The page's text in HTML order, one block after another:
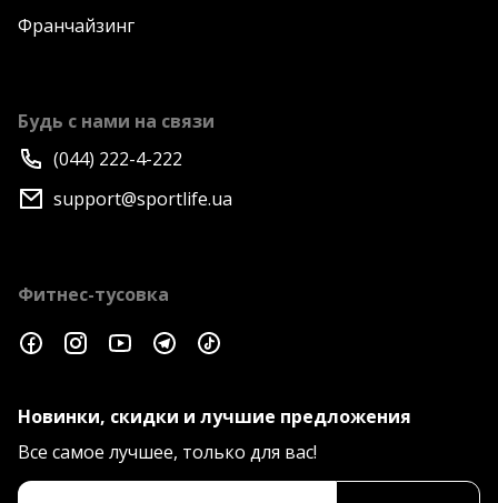
Франчайзинг
Будь с нами на связи
(044) 222-4-222
support@sportlife.ua
Фитнес-тусовка
Новинки, скидки и лучшие предложения
Все самое лучшее, только для вас!